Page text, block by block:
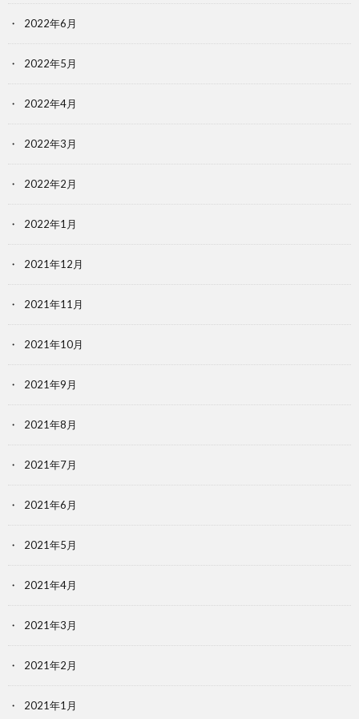
2022年6月
2022年5月
2022年4月
2022年3月
2022年2月
2022年1月
2021年12月
2021年11月
2021年10月
2021年9月
2021年8月
2021年7月
2021年6月
2021年5月
2021年4月
2021年3月
2021年2月
2021年1月